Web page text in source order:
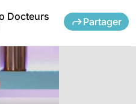
Docteurs Partager